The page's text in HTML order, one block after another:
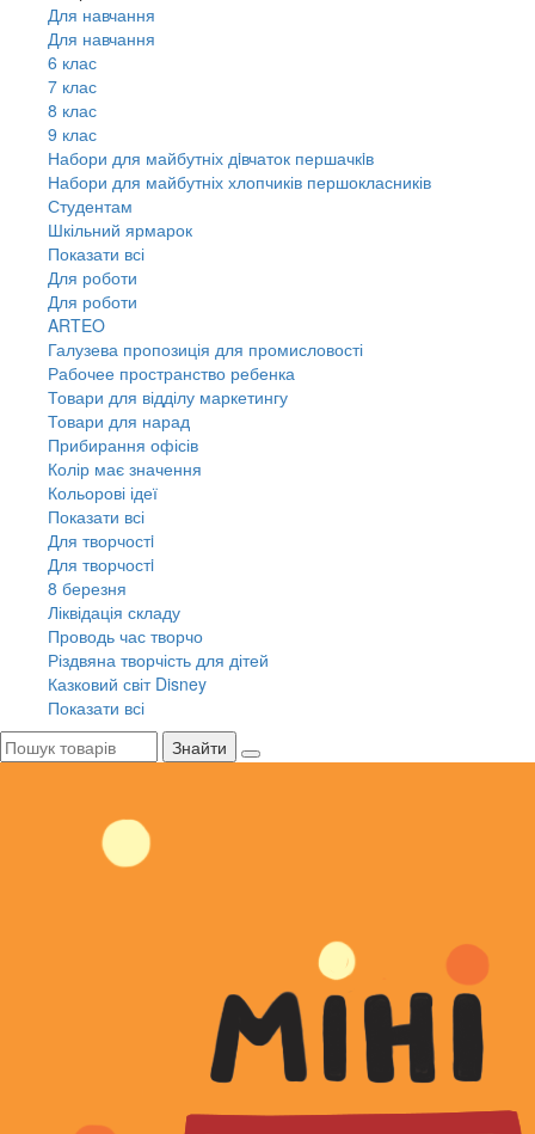
Для навчання
Для навчання
6 клас
7 клас
8 клас
9 клас
Набори для майбутніх дiвчаток першачкiв
Набори для майбутніх хлопчиків першокласників
Студентам
Шкільний ярмарок
Показати всі
Для роботи
Для роботи
ARTEO
Галузева пропозиція для промисловості
Рабочее пространство ребенка
Товари для відділу маркетингу
Товари для нарад
Прибирання офісів
Колір має значення
Кольорові ідеї
Показати всі
Для творчостi
Для творчостi
8 березня
Ліквідація складу
Проводь час творчо
Різдвяна творчість для дітей
Казковий світ Disney
Показати всі
Знайти